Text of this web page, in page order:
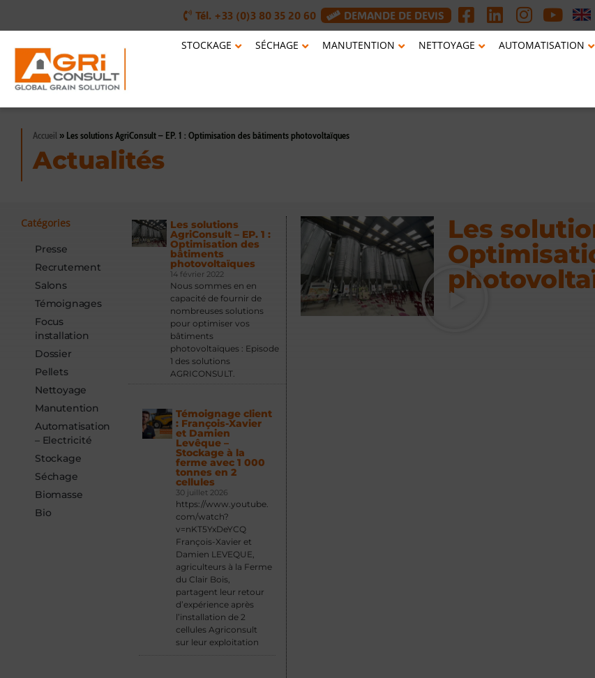
Tél. +33 (0)3 80 35 20 60 DEMANDE DE DEVIS
STOCKAGE SÉCHAGE MANUTENTION NETTOYAGE AUTOMATISATION
Accueil » Les solutions AgriConsult – EP. 1 : Optimisation des bâtiments photovoltaïques
Actualités
Catégories
Presse
Recrutement
Salons
Témoignages
Focus
installation
Dossier
Pellets
Nettoyage
Manutention
Automatisation
– Electricité
Stockage
Séchage
Biomasse
Bio
Les solutions
AgriConsult – EP. 1 :
Optimisation des
bâtiments
photovoltaïques
14 février 2022
Nous sommes en en
capacité de fournir de
nombreuses solutions
pour optimiser vos
bâtiments
photovoltaïques : Episode
1 des solutions
AGRICONSULT.
Témoignage client
: François-Xavier
et Damien
Levêque –
Stockage à la
ferme avec 1 000
tonnes en 2
cellules
30 juillet 2026
https://www.youtube.
com/watch?
v=nKT5YxDeYCQ
François-Xavier et
Damien LEVEQUE,
agriculteurs à la Ferme
du Clair Bois,
partagent leur retour
d’expérience après
l’installation de 2
cellules Agriconsult
sur leur exploitation
Les